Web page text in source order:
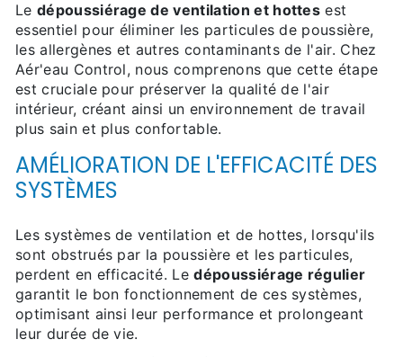
Le dépoussiérage de ventilation et hottes est
essentiel pour éliminer les particules de poussière,
les allergènes et autres contaminants de l'air. Chez
Aér'eau Control, nous comprenons que cette étape
est cruciale pour préserver la qualité de l'air
intérieur, créant ainsi un environnement de travail
plus sain et plus confortable.
AMÉLIORATION DE L'EFFICACITÉ DES
SYSTÈMES
Les systèmes de ventilation et de hottes, lorsqu'ils
sont obstrués par la poussière et les particules,
perdent en efficacité. Ledépoussiérage régulier
garantit le bon fonctionnement de ces systèmes,
optimisant ainsi leur performance et prolongeant
leur durée de vie.